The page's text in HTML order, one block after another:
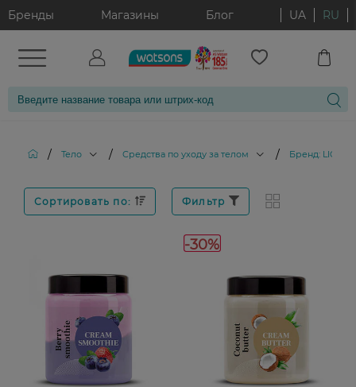
Бренды Магазины Блог UA RU
/ Тело / Средства по уходу за телом / Бренд: LIORA
Сортировать по: Фильтр
-30%